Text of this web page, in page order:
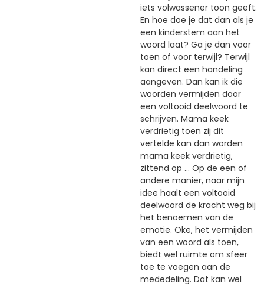
iets volwassener toon geeft.
En hoe doe je dat dan als je
een kinderstem aan het
woord laat? Ga je dan voor
toen of voor terwijl? Terwijl
kan direct een handeling
aangeven. Dan kan ik die
woorden vermijden door
een voltooid deelwoord te
schrijven. Mama keek
verdrietig toen zij dit
vertelde kan dan worden
mama keek verdrietig,
zittend op ... Op de een of
andere manier, naar mijn
idee haalt een voltooid
deelwoord de kracht weg bij
het benoemen van de
emotie. Oke, het vermijden
van een woord als toen,
biedt wel ruimte om sfeer
toe te voegen aan de
mededeling. Dat kan wel